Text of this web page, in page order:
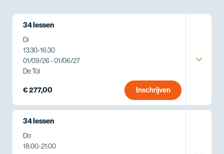
34 lessen
Di
13:30-16:30
01/09/26 - 01/06/27
De Tol
€ 277,00 Inschrijven
34 lessen
Do
18:00-21:00